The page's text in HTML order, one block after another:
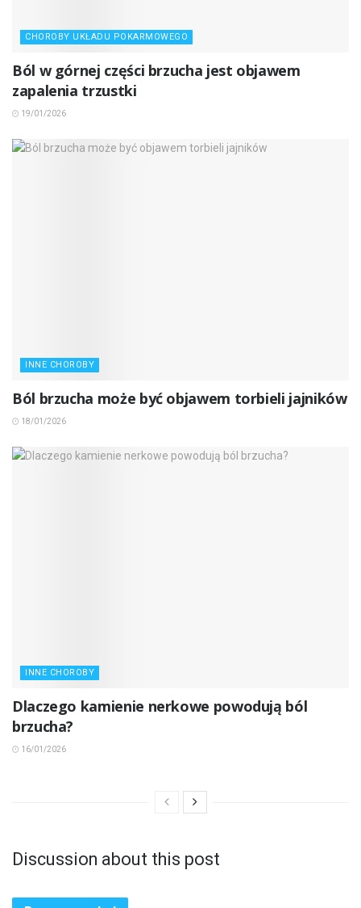
CHOROBY UKŁADU POKARMOWEGO
Ból w górnej części brzucha jest objawem
zapalenia trzustki
19/01/2026
INNE CHOROBY
Ból brzucha może być objawem torbieli jajników
18/01/2026
INNE CHOROBY
Dlaczego kamienie nerkowe powodują ból
brzucha?
16/01/2026
Discussion about this post